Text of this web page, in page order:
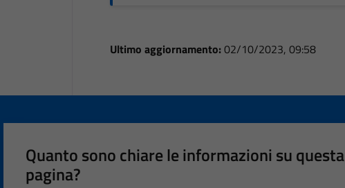
Ultimo aggiornamento: 02/10/2023, 09:58
Quanto sono chiare le informazioni su questa
pagina?